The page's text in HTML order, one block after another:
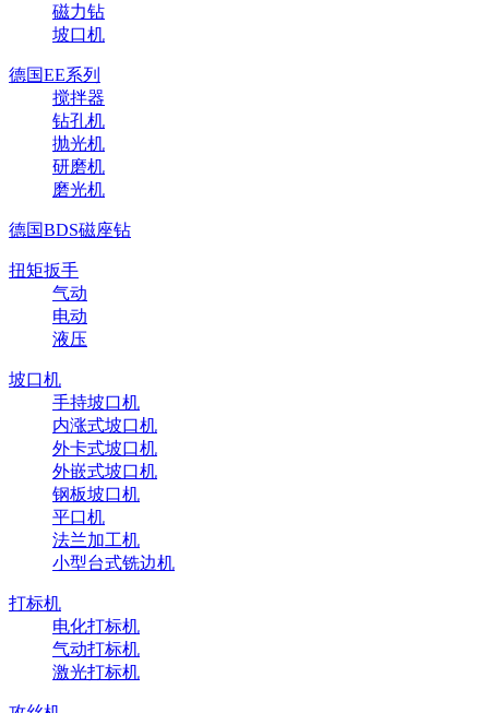
磁力钻
坡口机
德国EE系列
搅拌器
钻孔机
抛光机
研磨机
磨光机
德国BDS磁座钻
扭矩扳手
气动
电动
液压
坡口机
手持坡口机
内涨式坡口机
外卡式坡口机
外嵌式坡口机
钢板坡口机
平口机
法兰加工机
小型台式铣边机
打标机
电化打标机
气动打标机
激光打标机